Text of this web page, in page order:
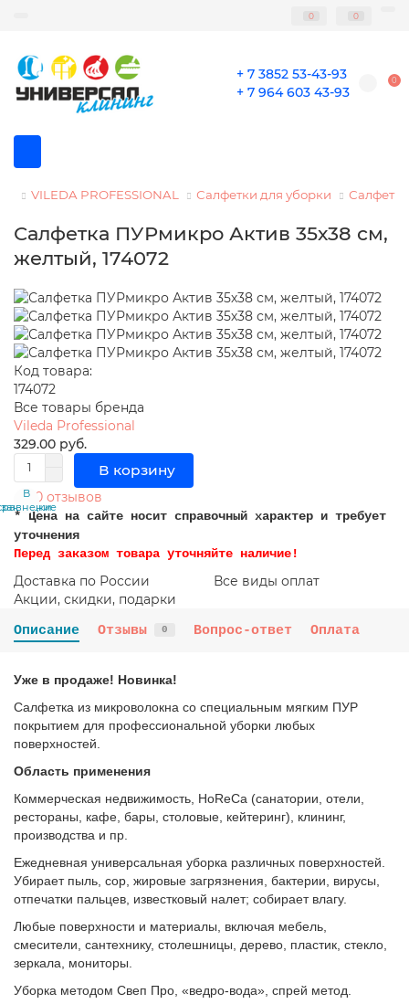
0 0
+ 7 3852 53-43-93
+ 7 964 603 43-93
0
VILEDA PROFESSIONAL Салфетки для уборки
Салфетка ПУРмикро Актив 35х38 см,
желтый, 174072
Код товара:
174072
Все товары бренда
Vileda Professional
329.00 руб.
В корзину
В
закладки
В 0 отзывов
* Цена на сайте носит справочный характер и требует
уточнения
Перед заказом товара уточняйте наличие!
Доставка по России
Все виды оплат
Акции, скидки, подарки
Описание
Отзывы 0 Вопрос-ответ Оплата
Уже в продаже! Новинка!
Салфетка из микроволокна со специальным мягким ПУР
покрытием для профессиональной уборки любых
поверхностей.
Область применения
Коммерческая недвижимость, HoReCa (санатории, отели,
рестораны, кафе, бары, столовые, кейтеринг), клининг,
производства и пр.
Ежедневная универсальная уборка различных поверхностей.
Убирает пыль, сор, жировые загрязнения, бактерии, вирусы,
отпечатки пальцев, известковый налет; собирает влагу.
Любые поверхности и материалы, включая мебель,
смесители, сантехнику, столешницы, дерево, пластик, стекло,
зеркала, мониторы.
Уборка методом Свеп Про, «ведро-вода», спрей метод.